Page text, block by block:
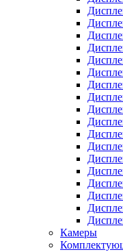
Камеры